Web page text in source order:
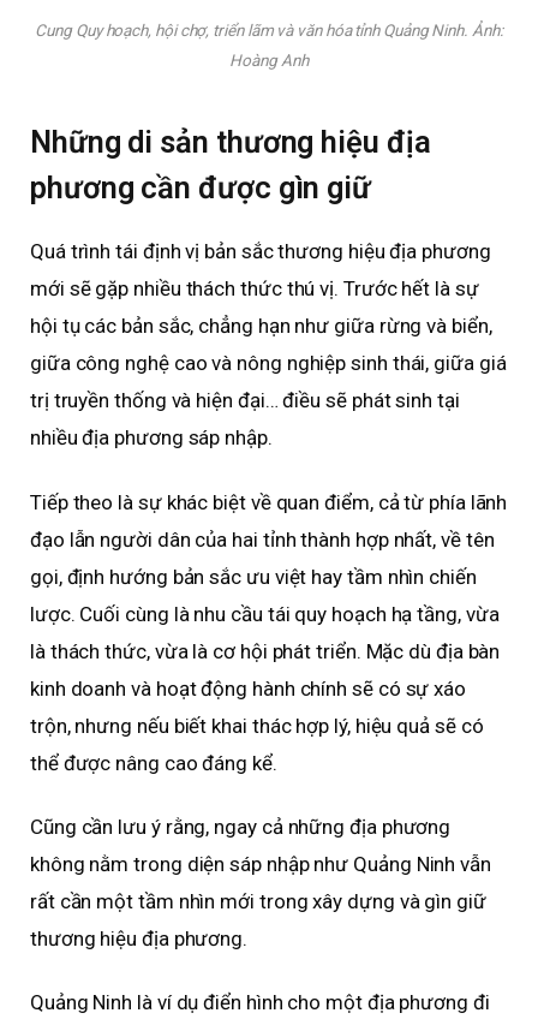
Cung Quy hoạch, hội chợ, triển lãm và văn hóa tỉnh Quảng Ninh. Ảnh:
Hoàng Anh
Những di sản thương hiệu địa
phương cần được gìn giữ
Quá trình tái định vị bản sắc thương hiệu địa phương
mới sẽ gặp nhiều thách thức thú vị. Trước hết là sự
hội tụ các bản sắc, chẳng hạn như giữa rừng và biển,
giữa công nghệ cao và nông nghiệp sinh thái, giữa giá
trị truyền thống và hiện đại… điều sẽ phát sinh tại
nhiều địa phương sáp nhập.
Tiếp theo là sự khác biệt về quan điểm, cả từ phía lãnh
đạo lẫn người dân của hai tỉnh thành hợp nhất, về tên
gọi, định hướng bản sắc ưu việt hay tầm nhìn chiến
lược. Cuối cùng là nhu cầu tái quy hoạch hạ tầng, vừa
là thách thức, vừa là cơ hội phát triển. Mặc dù địa bàn
kinh doanh và hoạt động hành chính sẽ có sự xáo
trộn, nhưng nếu biết khai thác hợp lý, hiệu quả sẽ có
thể được nâng cao đáng kể.
Cũng cần lưu ý rằng, ngay cả những địa phương
không nằm trong diện sáp nhập như Quảng Ninh vẫn
rất cần một tầm nhìn mới trong xây dựng và gìn giữ
thương hiệu địa phương.
Quảng Ninh là ví dụ điển hình cho một địa phương đi